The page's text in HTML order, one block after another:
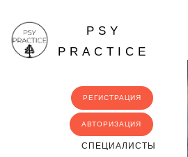
PSY
PRACTICE
РЕГИСТРАЦИЯ
АВТОРИЗАЦИЯ
CПЕЦИАЛИСТЫ